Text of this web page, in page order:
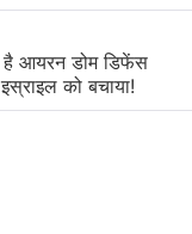
आयरन डोम डिफेंस
को बचाया!